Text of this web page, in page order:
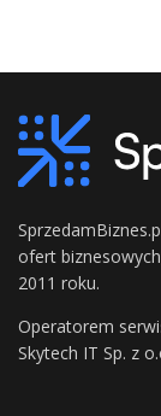
ofert
2011 roku.
Operatorem
Skytech IT Sp. z